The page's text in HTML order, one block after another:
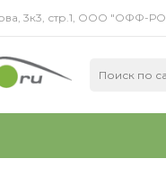
3к3, стр.1, ООО "ОФФ-